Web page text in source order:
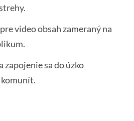
video obsah zameraný na
zapojenie sa do úzko